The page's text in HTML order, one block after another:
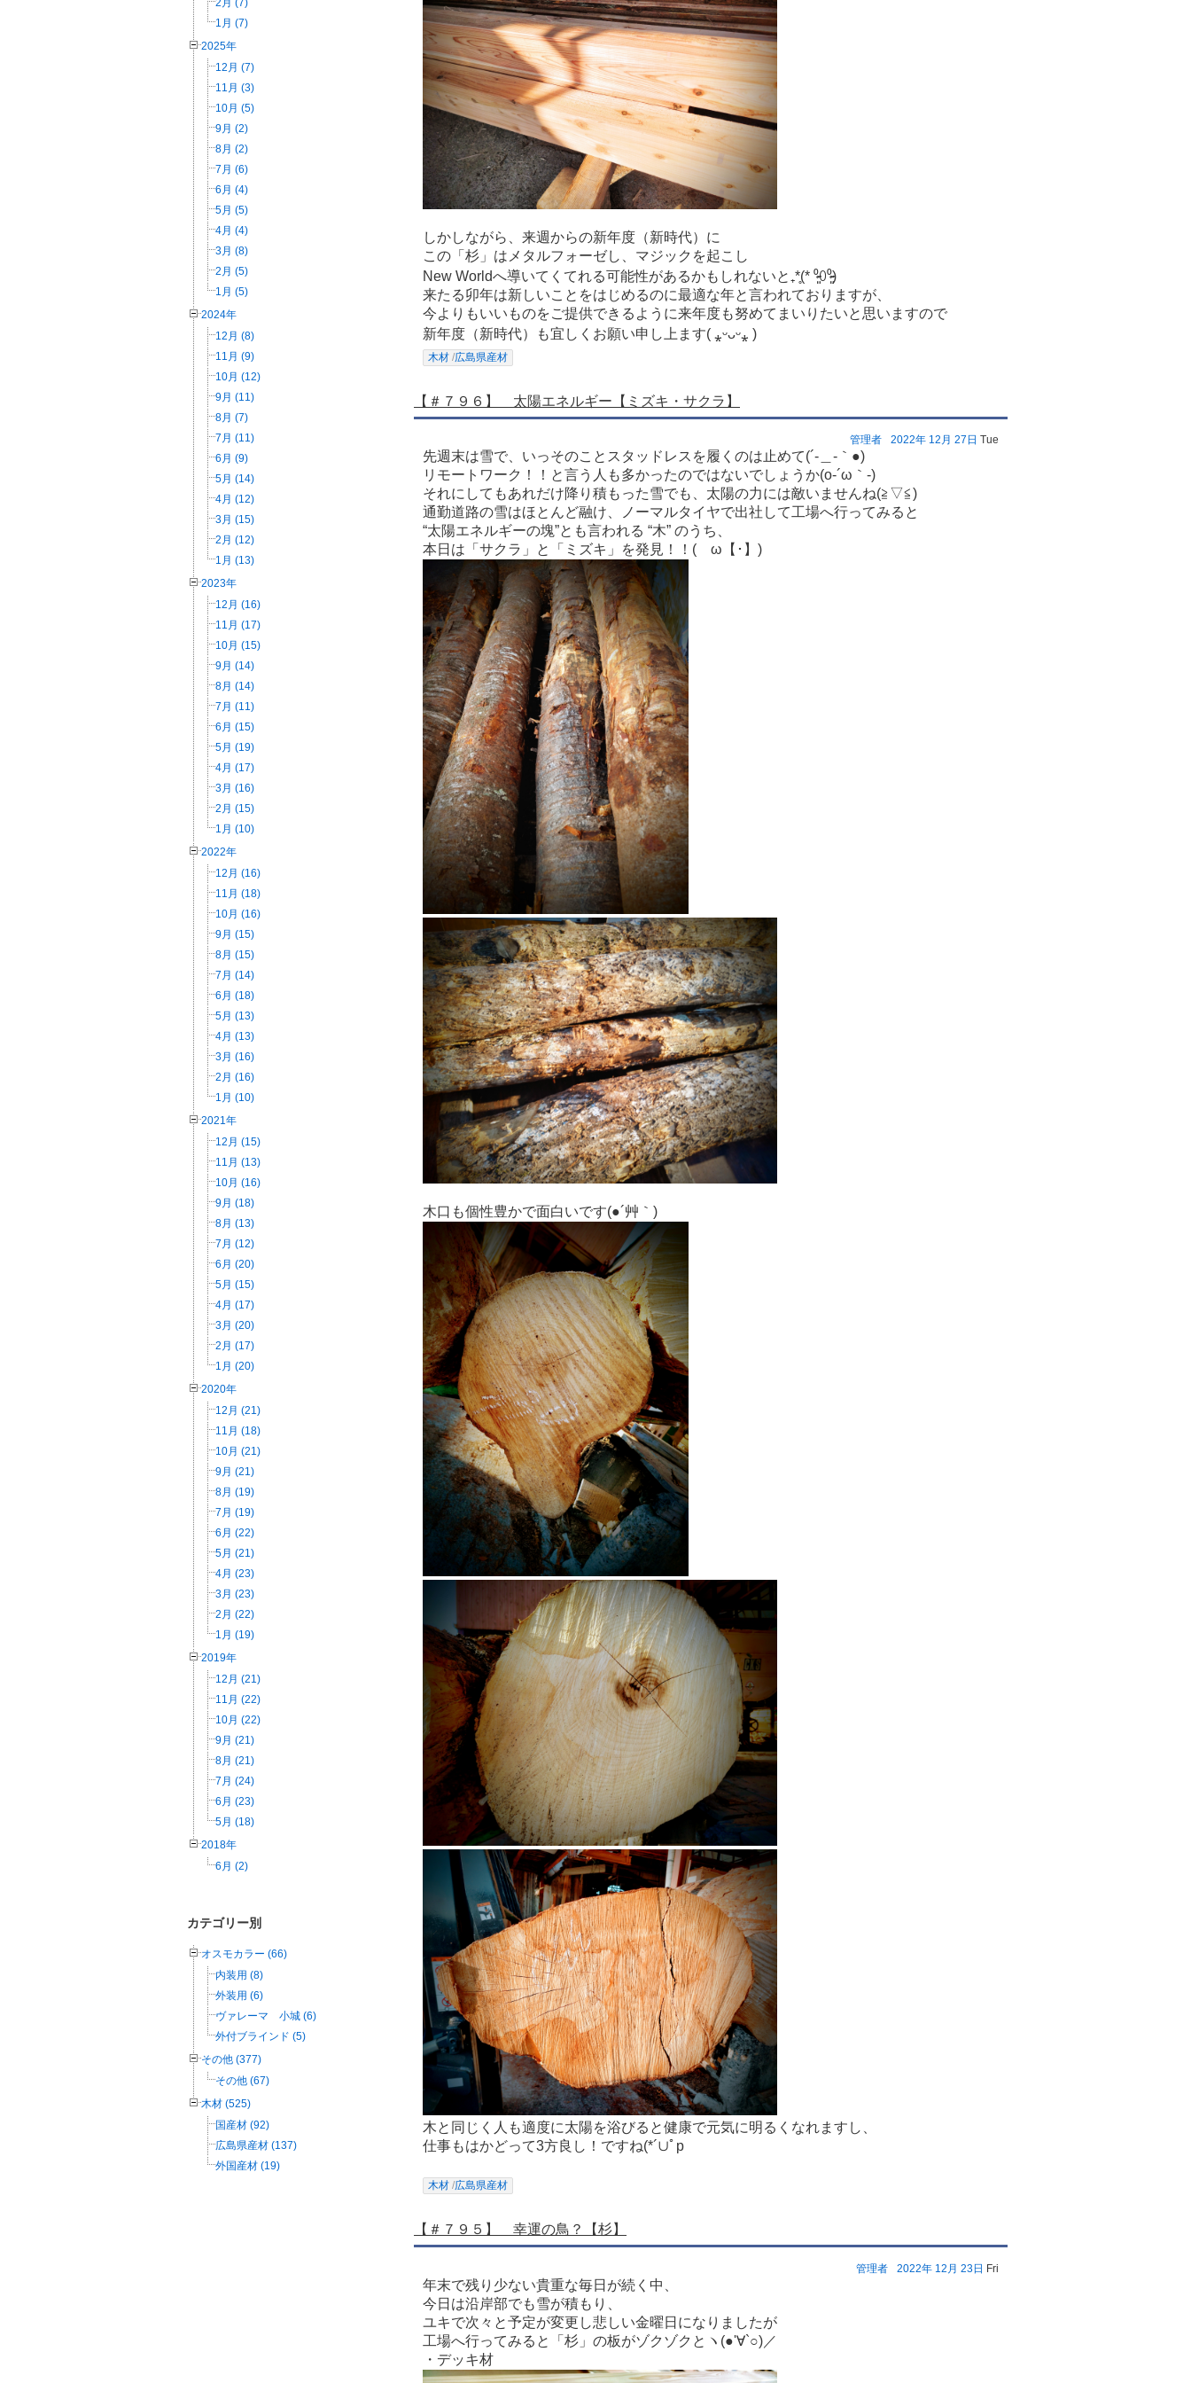
2月 (7)
1月 (7)
2025年
12月 (7)
11月 (3)
10月 (5)
9月 (2)
8月 (2)
7月 (6)
6月 (4)
5月 (5)
4月 (4)
3月 (8)
2月 (5)
1月 (5)
2024年
12月 (8)
11月 (9)
10月 (12)
9月 (11)
8月 (7)
7月 (11)
6月 (9)
5月 (14)
4月 (12)
3月 (15)
2月 (12)
1月 (13)
2023年
12月 (16)
11月 (17)
10月 (15)
9月 (14)
8月 (14)
7月 (11)
6月 (15)
5月 (19)
4月 (17)
3月 (16)
2月 (15)
1月 (10)
2022年
12月 (16)
11月 (18)
10月 (16)
9月 (15)
8月 (15)
7月 (14)
6月 (18)
5月 (13)
4月 (13)
3月 (16)
2月 (16)
1月 (10)
2021年
12月 (15)
11月 (13)
10月 (16)
9月 (18)
8月 (13)
7月 (12)
6月 (20)
5月 (15)
4月 (17)
3月 (20)
2月 (17)
1月 (20)
2020年
12月 (21)
11月 (18)
10月 (21)
9月 (21)
8月 (19)
7月 (19)
6月 (22)
5月 (21)
4月 (23)
3月 (23)
2月 (22)
1月 (19)
2019年
12月 (21)
11月 (22)
10月 (22)
9月 (21)
8月 (21)
7月 (24)
6月 (23)
5月 (18)
2018年
6月 (2)
カテゴリー別
オスモカラー (66)
内装用 (8)
外装用 (6)
ヴァレーマ 小城 (6)
外付ブラインド (5)
その他 (377)
その他 (67)
木材 (525)
国産材 (92)
広島県産材 (137)
外国産材 (19)
しかしながら、来週からの新年度（新時代）に
この「杉」はメタルフォーゼし、マジックを起こし
New Worldへ導いてくてれる可能性があるかもしれないと₊*̥(* ⁰̷̴͈꒨⁰̷̴͈)
来たる卯年は新しいことをはじめるのに最適な年と言われておりますが、
今よりもいいものをご提供できるように来年度も努めてまいりたいと思いますので
新年度（新時代）も宜しくお願い申し上ます( ⁎ᵕᴗᵕ⁎ )
木材 /広島県産材
【＃７９６】 太陽エネルギー【ミズキ・サクラ】
2022年 12月 27日 Tue
管理者
先週末は雪で、いっそのことスタッドレスを履くのは止めて(´-＿-｀●)
リモートワーク！！と言う人も多かったのではないでしょうか(o-´ω｀-)
それにしてもあれだけ降り積もった雪でも、太陽の力には敵いませんね(≧▽≦)
通勤道路の雪はほとんど融け、ノーマルタイヤで出社して工場へ行ってみると
“太陽エネルギーの塊”とも言われる “木” のうち、
本日は「サクラ」と「ミズキ」を発見！！(ゝω【･】)
木口も個性豊かで面白いです(●´艸｀)
木と同じく人も適度に太陽を浴びると健康で元気に明るくなれますし、
仕事もはかどって3方良し！ですね(*´∪ﾟp
木材 /広島県産材
【＃７９５】 幸運の鳥？【杉】
2022年 12月 23日 Fri
管理者
年末で残り少ない貴重な毎日が続く中、
今日は沿岸部でも雪が積もり、
ユキで次々と予定が変更し悲しい金曜日になりましたが
工場へ行ってみると「杉」の板がゾクゾクとヽ(●'∀`○)／
・デッキ材